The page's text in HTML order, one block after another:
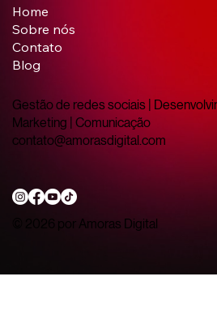
Gestão de redes sociais |
Marketing | Comunicação
contato@amorasdigital.com
Home
Sobre nós
Contato
Blog
© 2026 por Amoras Digital